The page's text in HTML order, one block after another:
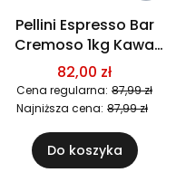
Pellini Espresso Bar
Cremoso 1kg Kawa
ziarnista
82,00 zł
Cena regularna: 87,99 zł
Najniższa cena: 87,99 zł
Do koszyka